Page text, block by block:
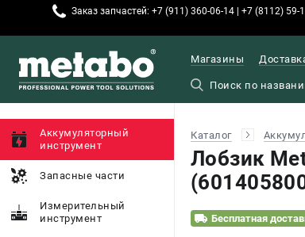
Заказ запчастей: +7 (911) 360-06-14 | +7 (8112) 59-
Магазины
Аккумуляторный
инструмент
Запасные части
Измерительный
инструмент
Каталог
Лобзик
Бесплатная